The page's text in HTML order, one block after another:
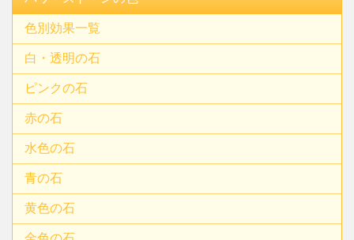
色別効果一覧
白・透明の石
ピンクの石
赤の石
水色の石
青の石
黄色の石